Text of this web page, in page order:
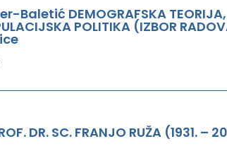
Baletić DEMOGRAFSKA TEORIJA,
POLITIKA (IZBOR
DR. SC. FRANJO RUŽA (1931. –